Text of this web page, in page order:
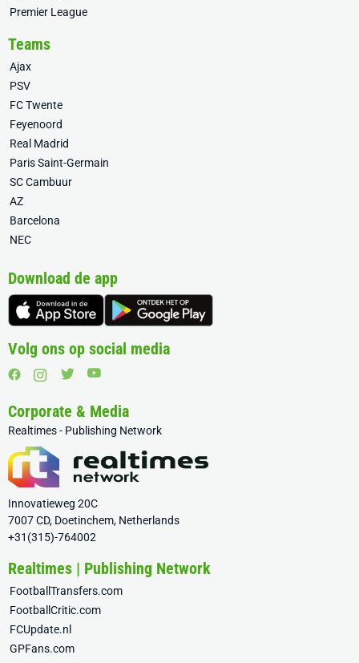
Premier League
Teams
Ajax
PSV
FC Twente
Feyenoord
Real Madrid
Paris Saint-Germain
SC Cambuur
AZ
Barcelona
NEC
Download de app
Volg ons op social media
Corporate & Media
Realtimes - Publishing Network
Innovatieweg 20C
7007 CD, Doetinchem, Netherlands
+31(315)-764002
Realtimes | Publishing Network
FootballTransfers.com
FootballCritic.com
FCUpdate.nl
GPFans.com